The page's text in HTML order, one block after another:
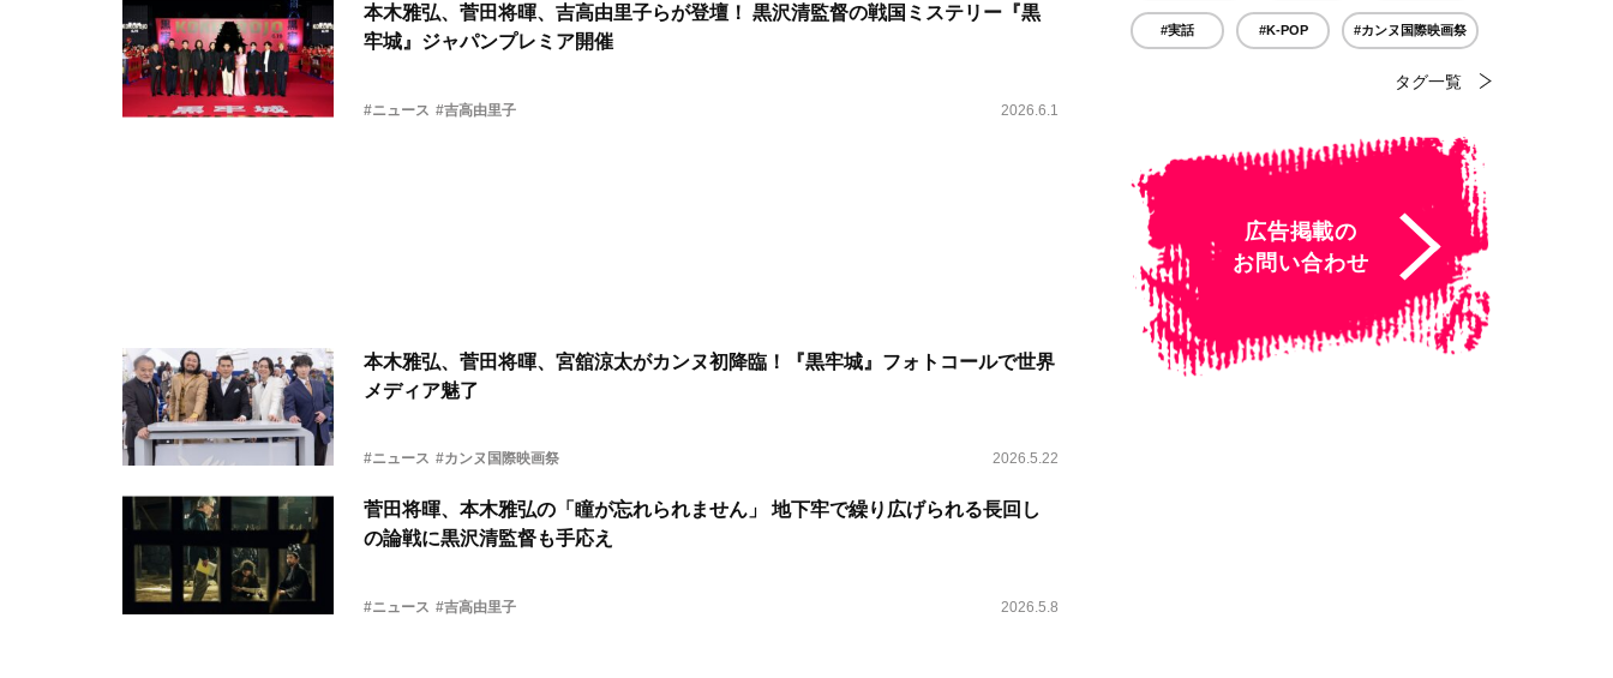
本木雅弘、菅田将暉、吉高由里子らが登壇！ 黒沢清監督の戦国ミステリー『黒
牢城』ジャパンプレミア開催
#ニュース #吉高由里子 2026.6.1
本木雅弘、菅田将暉、宮舘涼太がカンヌ初降臨！『黒牢城』フォトコールで世界
メディア魅了
#ニュース #カンヌ国際映画祭 2026.5.22
菅田将暉、本木雅弘の「瞳が忘れられません」 地下牢で繰り広げられる長回し
の論戦に黒沢清監督も手応え
#ニュース #吉高由里子 2026.5.8
#実話 #K-POP #カンヌ国際映画祭
タグ一覧
広告掲載の
お問い合わせ